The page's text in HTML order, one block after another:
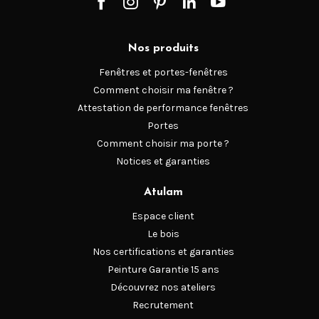
de choix et de fabrication de vosportes d’entrée
. Ainsi, vous pouvez personnaliser, reproduire un
, ou encore imaginer une porte d’entrée selon le style
architectural voulu. En l’occurrence, votre choix peut se
Contemporaines, les Traditionnelles et les Fermières.
portes d’entrée Atulam de lagamme
Nos produits
Fenêtres et portes-fenêtres
Comment choisir ma fenêtre ?
Attestation de performance fenêtres
Portes
Comment choisir ma porte ?
Notices et garanties
Atulam
Espace client
Le bois
Nos certifications et garanties
Peinture Garantie 15 ans
Découvrez nos ateliers
Recrutement